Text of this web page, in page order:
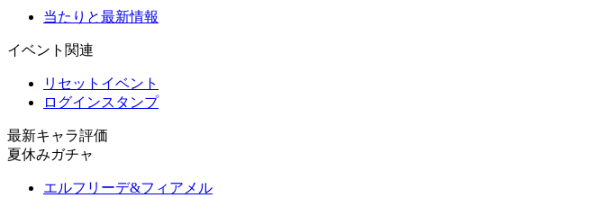
当たりと最新情報
イベント関連
リセットイベント
ログインスタンプ
最新キャラ評価
夏休みガチャ
エルフリーデ&フィアメル